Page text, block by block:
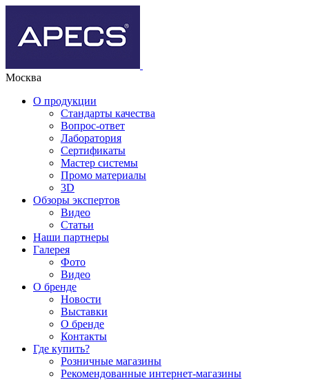
Москва
О продукции
Стандарты качества
Вопрос-ответ
Лаборатория
Сертификаты
Мастер системы
Промо материалы
3D
Обзоры экспертов
Видео
Статьи
Наши партнеры
Галерея
Фото
Видео
О бренде
Новости
Выставки
О бренде
Контакты
Где купить?
Розничные магазины
Рекомендованные интернет-магазины